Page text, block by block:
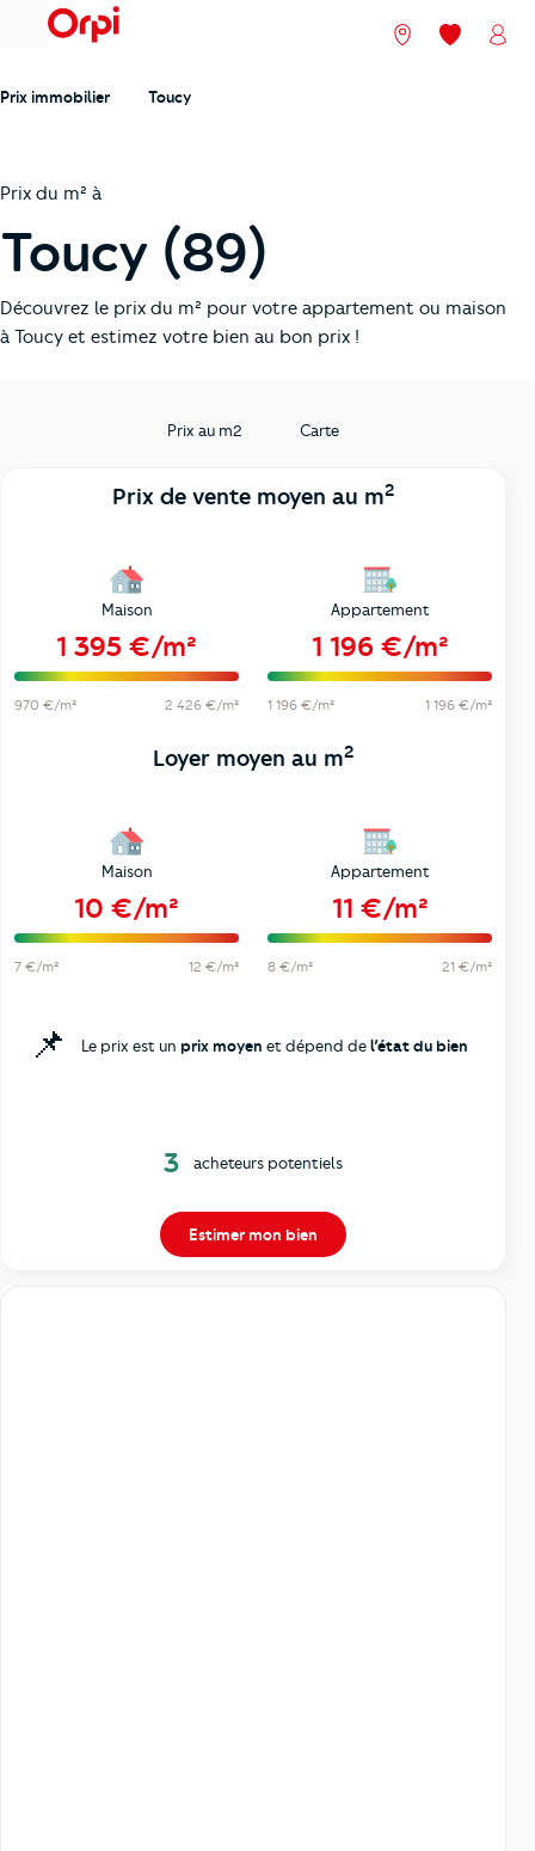
menu Nos agences
Mes
Prix immobilier Toucy
Prix du m² à
Toucy (89)
Découvrez le prix du m² pour votre appartement ou maison
à Toucy et estimez votre bien au bon prix !
Prix au m2 Carte
Prix de vente moyen au m2
Maison
1 395 €/m²
970 €/m² 2 426 €/m²
Appartement
1 196 €/m²
1 196 €/m² 1 196 €/m²
Loyer moyen au m2
Maison
10 €/m²
7 €/m² 12 €/m²
Appartement
11 €/m²
8 €/m² 21 €/m²
📌 Le prix est un prix moyen et dépend del’état du bien
3 acheteurs potentiels
Estimer mon bien